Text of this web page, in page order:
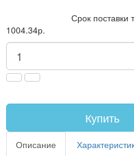
Срок поставки
1004.34р.
Купить
Описание